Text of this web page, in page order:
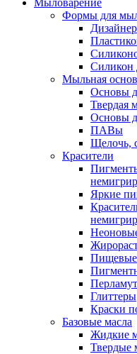
Мыловарение
Формы для
Силикон
Мыльная
Основы
Твердая
Основы
ПАВы
Щелочь,
Красители
Яркие
Пищевые
Глиттеры
Краски
Базовые масла
Жидкие
Твердые